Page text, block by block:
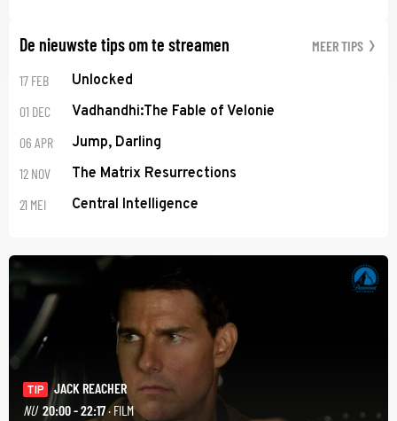
De nieuwste tips om te streamen MEER TIPS
17 FEB Unlocked
01 DEC Vadhandhi:The Fable of Velonie
06 APR Jump, Darling
12 NOV The Matrix Resurrections
21 MEI Central Intelligence
TIP
JACK REACHER
NU 20:00 - 22:17· FILM